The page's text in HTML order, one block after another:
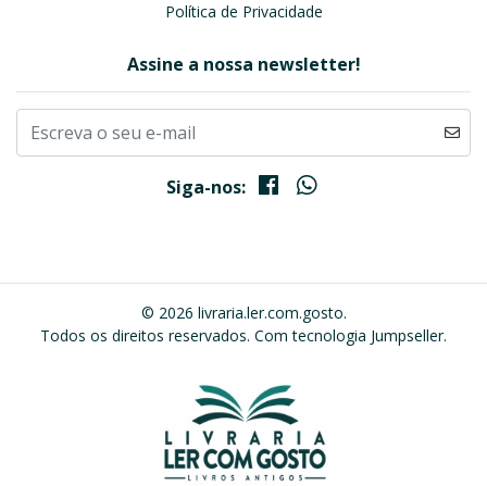
Política de Privacidade
Assine a nossa newsletter!
Siga-nos:
© 2026 livraria.ler.com.gosto.
Todos os direitos reservados. Com tecnologia Jumpseller.